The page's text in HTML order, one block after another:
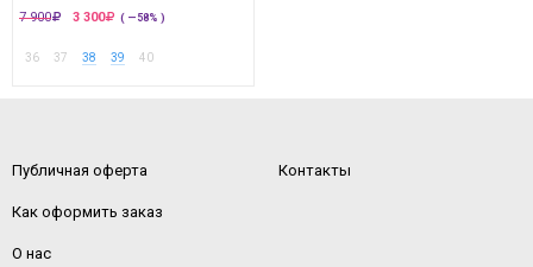
7 900 3 300 ( —58% )
36 37 38 39 40
Публичная оферта
Как оформить заказ
О нас
Контакты